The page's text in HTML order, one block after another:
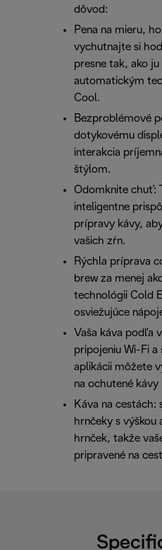
dôvod:
Pena na mieru,
vychutnajte si
presne tak, ako
automatickým
Cool.
Bezproblémové
dotykovému
interakcia
štýlom.
Odomknite chuť:
inteligentne
prípravy kávy,
vašich zŕn.
Rýchla príprava
brew za menej
technológii Cold
osviežujúce
Vaša káva podľa
pripojeniu Wi-Fi a
aplikácii môžete
na ochutené
Káva na cestách:
hrnčeky s výškou
hrnček, takže
pripravené na